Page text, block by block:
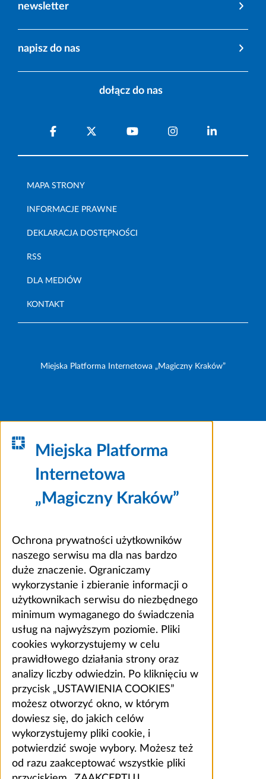
newsletter
napisz do nas
dołącz do nas
MAPA STRONY
INFORMACJE PRAWNE
DEKLARACJA DOSTĘPNOŚCI
RSS
DLA MEDIÓW
KONTAKT
Miejska Platforma Internetowa „Magiczny Kraków”
Miejska Platforma
Internetowa
„Magiczny Kraków”
Ochrona prywatności użytkowników
naszego serwisu ma dla nas bardzo
duże znaczenie. Ograniczamy
wykorzystanie i zbieranie informacji o
użytkownikach serwisu do niezbędnego
minimum wymaganego do świadczenia
usług na najwyższym poziomie. Pliki
cookies wykorzystujemy w celu
prawidłowego działania strony oraz
analizy liczby odwiedzin. Po kliknięciu w
przycisk „USTAWIENIA COOKIES”
możesz otworzyć okno, w którym
dowiesz się, do jakich celów
wykorzystujemy pliki cookie, i
potwierdzić swoje wybory. Możesz też
od razu zaakceptować wszystkie pliki